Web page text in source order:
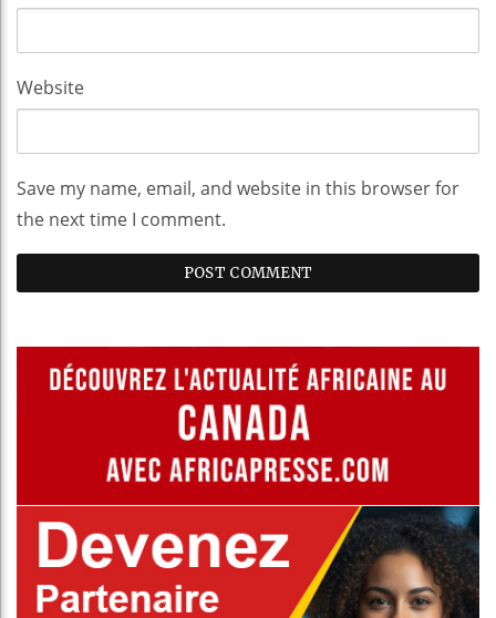
Website
Save my name, email, and website in this browser for
the next time I comment.